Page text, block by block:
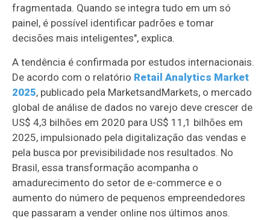
fragmentada. Quando se integra tudo em um só
painel, é possível identificar padrões e tomar
decisões mais inteligentes", explica.
A tendência é confirmada por estudos internacionais.
De acordo com o relatório Retail Analytics Market
2025, publicado pela MarketsandMarkets, o mercado
global de análise de dados no varejo deve crescer de
US$ 4,3 bilhões em 2020 para US$ 11,1 bilhões em
2025, impulsionado pela digitalização das vendas e
pela busca por previsibilidade nos resultados. No
Brasil, essa transformação acompanha o
amadurecimento do setor de e-commerce e o
aumento do número de pequenos empreendedores
que passaram a vender online nos últimos anos.